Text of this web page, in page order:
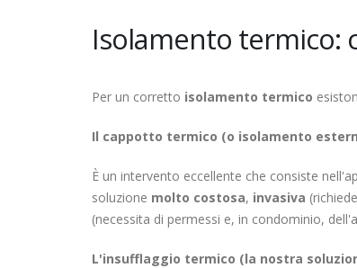
Isolamento termico:
Per un corretto isolamento termico
Il cappotto termico (o isolamento
È un intervento eccellente che consiste
soluzione molto costosa, invasiva
(necessita di permessi e, in condominio,
L'insufflaggio termico (la nostra